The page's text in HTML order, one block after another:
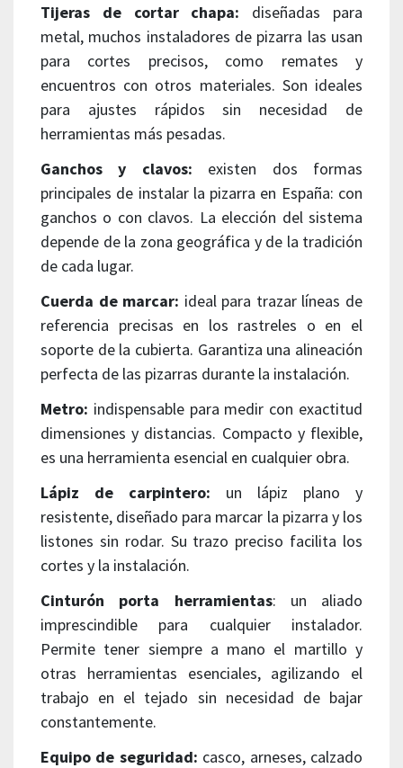
Tijeras de cortar chapa: diseñadas para
metal, muchos instaladores de pizarra las usan
para cortes precisos, como remates y
encuentros con otros materiales. Son ideales
para ajustes rápidos sin necesidad de
herramientas más pesadas.
Ganchos y clavos: existen dos formas
principales de instalar la pizarra en España: con
ganchos o con clavos. La elección del sistema
depende de la zona geográfica y de la tradición
de cada lugar.
Cuerda de marcar: ideal para trazar líneas de
referencia precisas en los rastreles o en el
soporte de la cubierta. Garantiza una alineación
perfecta de las pizarras durante la instalación.
Metro: indispensable para medir con exactitud
dimensiones y distancias. Compacto y flexible,
es una herramienta esencial en cualquier obra.
Lápiz de carpintero: un lápiz plano y
resistente, diseñado para marcar la pizarra y los
listones sin rodar. Su trazo preciso facilita los
cortes y la instalación.
Cinturón porta herramientas: un aliado
imprescindible para cualquier instalador.
Permite tener siempre a mano el martillo y
otras herramientas esenciales, agilizando el
trabajo en el tejado sin necesidad de bajar
constantemente.
Equipo de seguridad: casco, arneses, calzado